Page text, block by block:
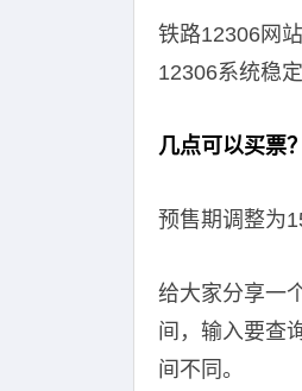
铁路12306网
12306系统稳
几点可以买票？
预售期调整为
给大家分享一
间，输入要查
间不同。